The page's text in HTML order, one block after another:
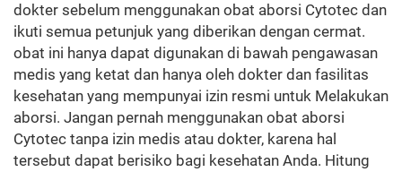
dokter sebelum menggunakan obat aborsi Cytotec dan
ikuti semua petunjuk yang diberikan dengan cermat.
obat ini hanya dapat digunakan di bawah pengawasan
medis yang ketat dan hanya oleh dokter dan fasilitas
kesehatan yang mempunyai izin resmi untuk Melakukan
aborsi. Jangan pernah menggunakan obat aborsi
Cytotec tanpa izin medis atau dokter, karena hal
tersebut dapat berisiko bagi kesehatan Anda. Hitung